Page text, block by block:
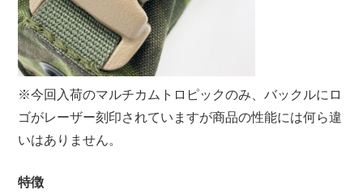
※今回入荷のマルチカムトロピックのみ、バックルにロ
ゴがレーザー刻印されていますが商品の性能には何ら違
いはありません。
特徴